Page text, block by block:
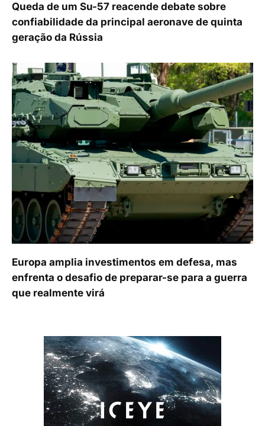
Queda de um Su-57 reacende debate sobre
confiabilidade da principal aeronave de quinta
geração da Rússia
Europa amplia investimentos em defesa, mas
enfrenta o desafio de preparar-se para a guerra
que realmente virá